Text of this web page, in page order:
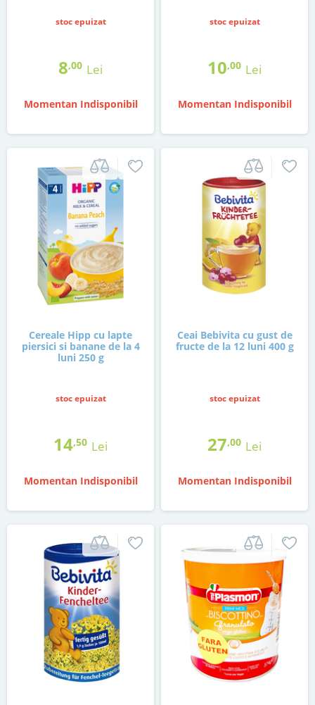
stoc epuizat
8,00 Lei
Momentan Indisponibil
stoc epuizat
10,00 Lei
Momentan Indisponibil
Cereale Hipp cu lapte
piersici si banane de la 4
luni 250 g
stoc epuizat
14,50 Lei
Momentan Indisponibil
Ceai Bebivita cu gust de
fructe de la 12 luni 400 g
stoc epuizat
27,00 Lei
Momentan Indisponibil